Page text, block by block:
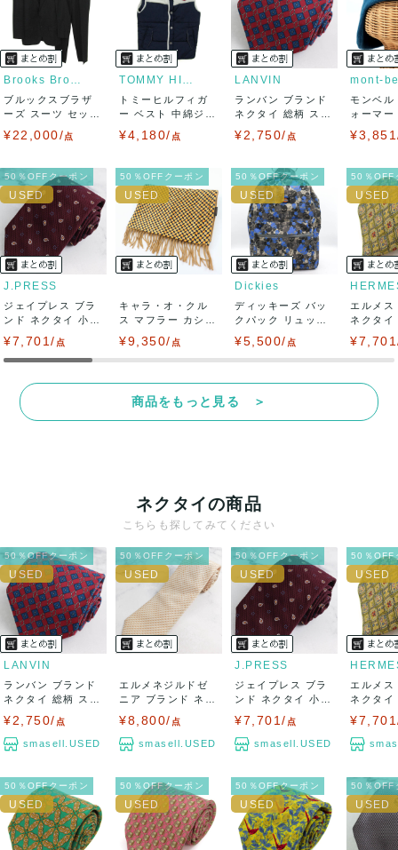
USED品に関しましては、見る方によって状態の価値観が異な
りますので、トラブルを避けるため、神経質な方や完璧な商
品を求められる方は御購入をお控えください。
また商品には細心の注意をはらっておりますが、何かござい
ましたら、レビュー記載前に必ずコメント欄よりご連絡お願
い致します。対応できることがあれば、誠意をもって対応致
します。
また並行輸入品もございますので、真贋方法などお答えでき
ない場合もございます。
万が一、購入後に偽造品等が発覚しましたら、返品・返金に
決済方法
送料：¥1,650 (見込み)
送料表を確認する
出荷目安：5営業日以内
出荷予定日：なるべく最短で発送致します。
兵庫県から出荷
Brooks Brothers
ブルックスブラザ
ーズ スーツ セット
¥22,000/点
TOMMY HILFIGER
トミーヒルフィガ
ー ベスト 中綿ジャ
¥4,180/ 点
LANVIN
ランバン ブランド
ネクタイ 総柄 スク
¥2,750/ 点
mont-
モンベル
ォーマ
50％OFFクーポン
J.PRESS
ジェイプレス ブラ
ンド ネクタイ 小紋
¥7,701/ 点
50％OFFクーポン
キャラ・オ・クル
ス マフラー カシミ
¥9,350/ 点
50％OFFクーポン
Dickies
ディッキーズ バッ
クパック リュック
¥5,500/ 点
50％OFF
エルメス
ネクタイ
商品をもっと見る ＞
ネクタイの商品
こちらも探してみてください
50％OFFクーポン
LANVIN
ランバン ブランド
ネクタイ 総柄 スク
¥2,750/ 点
smasell.USED
50％OFFクーポン
エルメネジルドゼ
ニア ブランド ネク
¥8,800/ 点
smasell.USED
50％OFFクーポン
J.PRESS
ジェイプレス ブラ
ンド ネクタイ 小紋
¥7,701/ 点
smasell.USED
50％OFF
エルメス
ネクタイ
50％OFFクーポン 50％OFFクーポン 50％OFFクーポン 50％OFF